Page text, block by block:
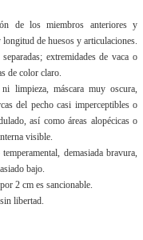
de los miembros anteriores y
de huesos y articulaciones.
extremidades de vaca o
de color claro.
limpieza, máscara muy oscura,
del pecho casi imperceptibles o
así como áreas alopécicas o
visible.
demasiada bravura,
bajo.
2 cm es sancionable.
libertad.